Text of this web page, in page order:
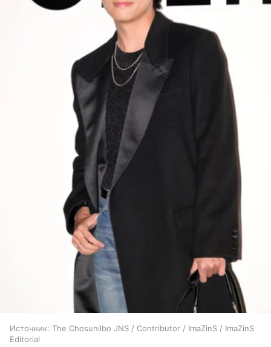
Источник: The Chosunilbo JNS / Contributor / ImaZinS / ImaZinS
Editorial